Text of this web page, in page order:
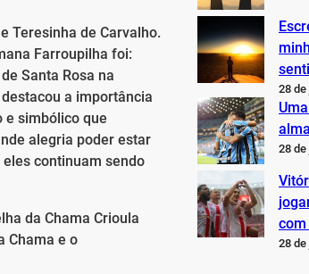
Teresinha de Carvalho.
Farroupilha foi:
Santa Rosa na
a importância
e simbólico que
alegria poder estar
continuam sendo
da Chama Crioula
Chama e o
28
28
com
28